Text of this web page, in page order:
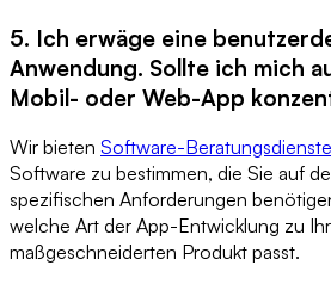
5. Ich erwäge eine
Anwendung. Sollte ich mich
Mobil- oder Web-App
Wir bieten Software-Beratungsdienste
Software zu bestimmen, die Sie auf
spezifischen Anforderungen
welche Art der App-Entwicklung zu
maßgeschneiderten Produkt passt.